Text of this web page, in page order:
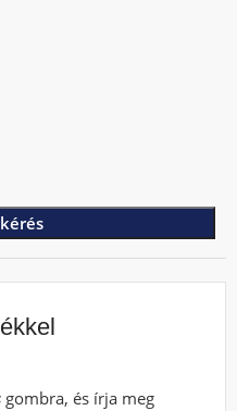
gombra, és írja meg